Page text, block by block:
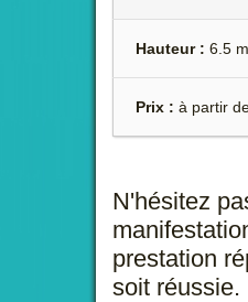
Hauteur : 6.5 m
Prix : à partir
N'hésitez
prestation
soit réussie.